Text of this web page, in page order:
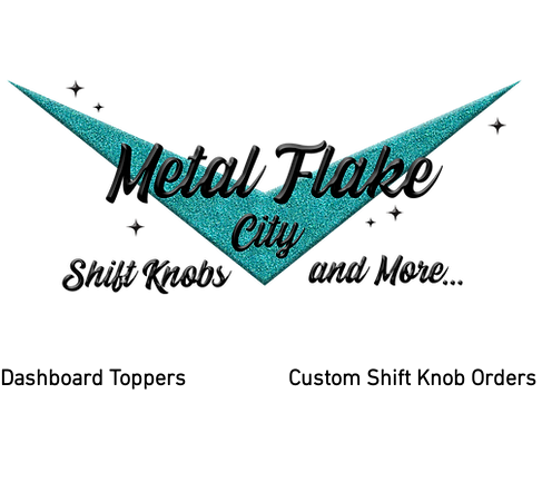
Dashboard Toppers Custom Shift Knob Orders